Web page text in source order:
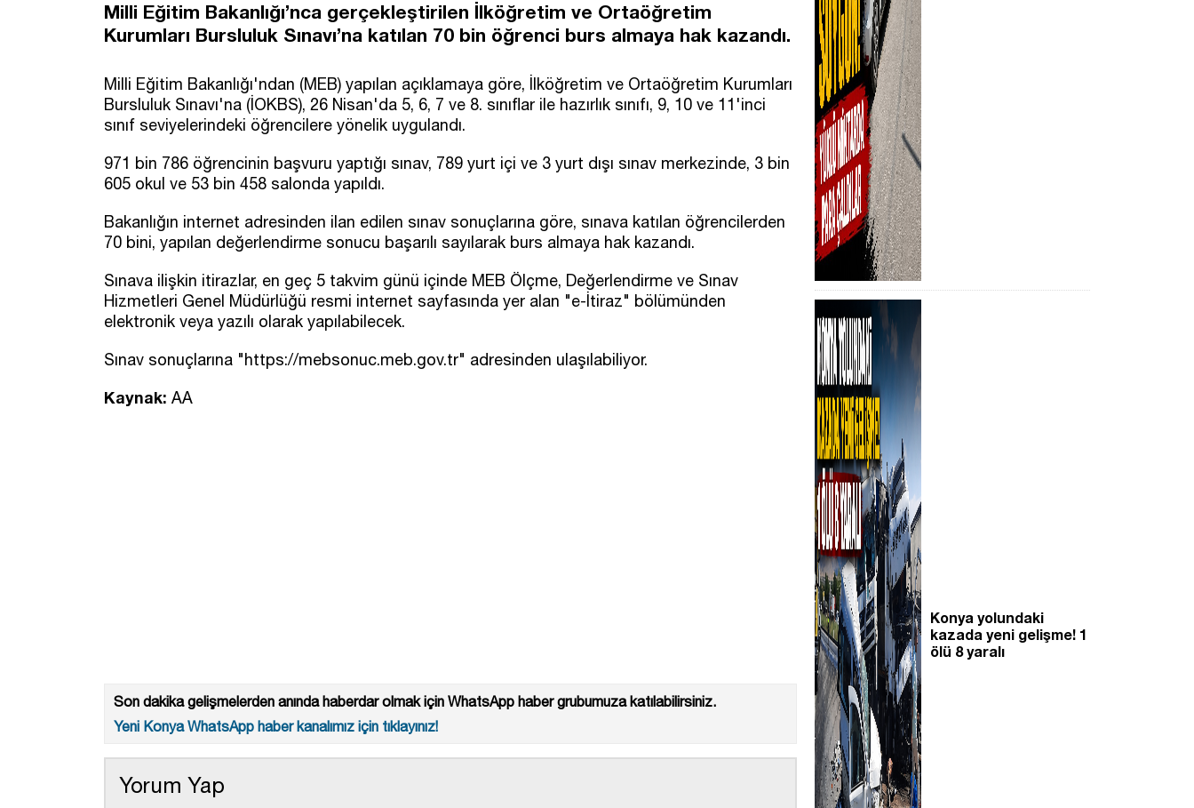
Milli Eğitim Bakanlığı’nca gerçekleştirilen İlköğretim ve Ortaöğretim
Kurumları Bursluluk Sınavı’na katılan 70 bin öğrenci burs almaya hak kazandı.
Milli Eğitim Bakanlığı'ndan (MEB) yapılan açıklamaya göre, İlköğretim ve Ortaöğretim Kurumları
Bursluluk Sınavı'na (İOKBS), 26 Nisan'da 5, 6, 7 ve 8. sınıflar ile hazırlık sınıfı, 9, 10 ve 11'inci
sınıf seviyelerindeki öğrencilere yönelik uygulandı.
971 bin 786 öğrencinin başvuru yaptığı sınav, 789 yurt içi ve 3 yurt dışı sınav merkezinde, 3 bin
605 okul ve 53 bin 458 salonda yapıldı.
Bakanlığın internet adresinden ilan edilen sınav sonuçlarına göre, sınava katılan öğrencilerden
70 bini, yapılan değerlendirme sonucu başarılı sayılarak burs almaya hak kazandı.
Sınava ilişkin itirazlar, en geç 5 takvim günü içinde MEB Ölçme, Değerlendirme ve Sınav
Hizmetleri Genel Müdürlüğü resmi internet sayfasında yer alan "e-İtiraz" bölümünden
elektronik veya yazılı olarak yapılabilecek.
Sınav sonuçlarına "https://mebsonuc.meb.gov.tr" adresinden ulaşılabiliyor.
Kaynak: AA
Son dakika gelişmelerden anında haberdar olmak için WhatsApp haber grubumuza katılabilirsiniz.
Yeni Konya WhatsApp haber kanalımız için tıklayınız!
Yorum Yap
Konya yolundaki
kazada yeni gelişme! 1
ölü 8 yaralı